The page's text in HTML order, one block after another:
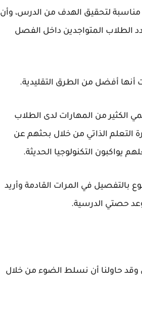
مناسبة لتحقيق الهدف من الدرس، وأن
الطلاب المتواجدين داخل الفصل
أفضل من الطرق التقليدية.
الكثير من المهارات لدى الطلاب
التعلم الذاتي من خلال بحثهم عن
يواكبون التكنولوجيا الحديثة.
في المرات القادمة وأريد
حصتي الدرسية.
وقد حاولنا أن نسلط الضوء من خلال